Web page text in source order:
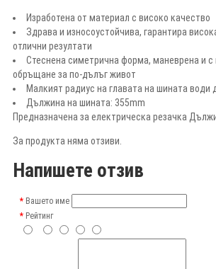
Изработена от материал с високо качество
Здрава и износоустойчива, гарантира
отлични резултати
Стеснена симетрична форма, маневрена и с
обръщане за по-дълъг живот
Малкият радиус на главата на шината води
Дължина на шината: 355mm
Предназначена за електрическа резачка
За продукта няма отзиви.
Напишете отзив
Вашето име
Рейтинг